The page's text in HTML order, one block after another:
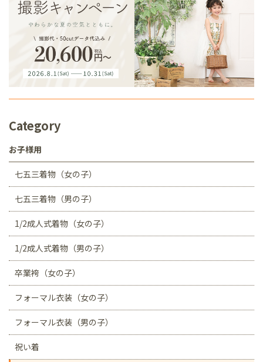
Category
お子様用
七五三着物（女の子）
七五三着物（男の子）
1/2成人式着物（女の子）
1/2成人式着物（男の子）
卒業袴（女の子）
フォーマル衣装（女の子）
フォーマル衣装（男の子）
祝い着